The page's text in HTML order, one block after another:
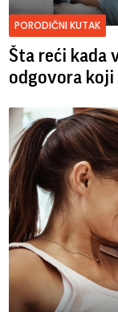
PORODIČNI KUTAK
Šta reći kada
odgovora koji